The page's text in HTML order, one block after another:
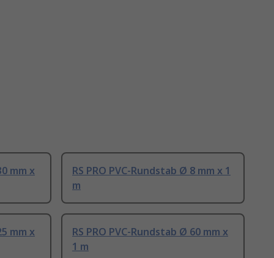
mm x
RS PRO PVC-Rundstab Ø 8 mm x 1
m
mm x
RS PRO PVC-Rundstab Ø 60 mm x
1 m